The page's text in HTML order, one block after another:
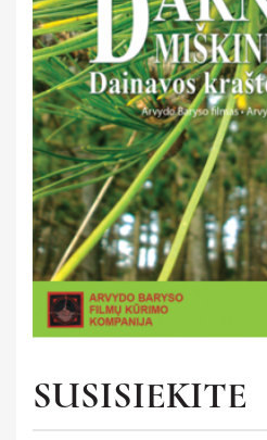
Gaubliai
Heraldika ir reprodukcijos
Stalo žaidimai
SUSISIEKITE